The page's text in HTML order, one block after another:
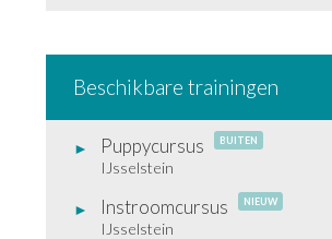
Beschikbare trainingen
Puppycursus BUITEN
IJsselstein
Instroomcursus NIEUW
IJsselstein